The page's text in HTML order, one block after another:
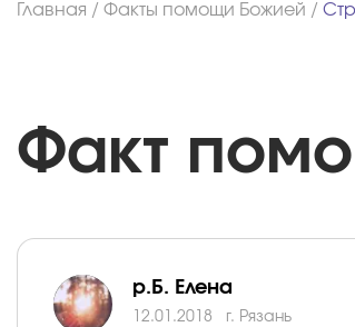
Главная / Факты помощи Божией /
Факт
р.Б. Елена
12.01.2018 г. Рязань